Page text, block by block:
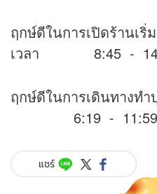
ฤกษ์ดีในการเปิดร้านเริ่
เวลา 8:45 -
ฤกษ์ดีในการเดินทางท
6:19 - 11:59
แชร์